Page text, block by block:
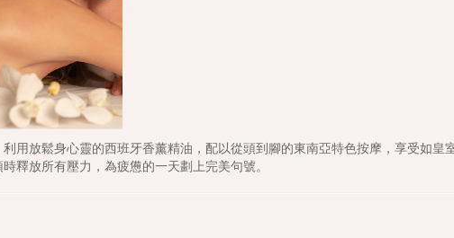
用放鬆身心靈的西班牙香薰精油，配以從頭到腳的東南亞特色按摩，享受如
釋放所有壓力，為疲憊的一天劃上完美句號。